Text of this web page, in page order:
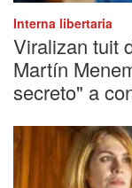
Interna libertaria
Viralizan tuit
Martín
secreto" a